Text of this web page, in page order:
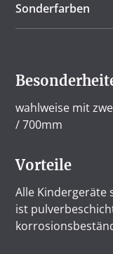
Sonderfarben
wahlweise mit
/ 700mm
Vorteile
Alle Kindergeräte
ist